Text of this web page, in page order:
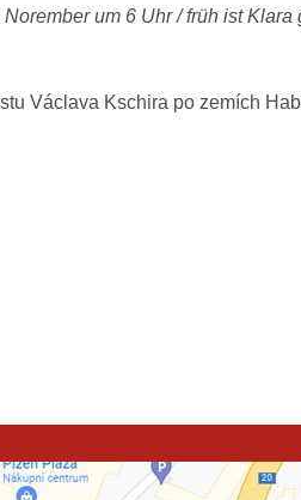
um 6 Uhr / früh ist
Václava Kschira po zemích